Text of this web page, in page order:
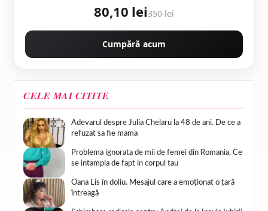
80,10 lei350 lei
Cumpără acum
CELE MAI CITITE
Adevarul despre Julia Chelaru la 48 de ani. De ce a
refuzat sa fie mama
Problema ignorata de mii de femei din Romania. Ce
se intampla de fapt in corpul tau
Oana Lis în doliu. Mesajul care a emoționat o țară
întreagă